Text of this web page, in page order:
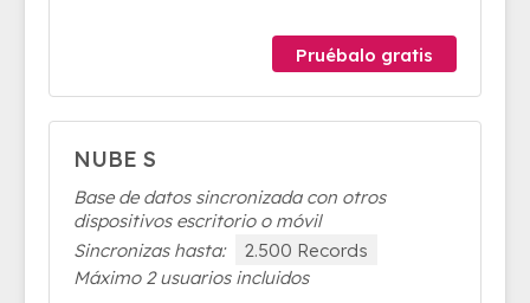
Pruébalo gratis
NUBE S
Base de datos sincronizada con otros
dispositivos escritorio o móvil
Sincronizas hasta:
2.500 Records
Máximo 2 usuarios incluidos